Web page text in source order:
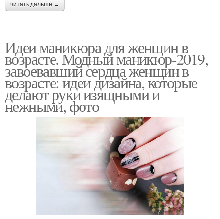
читать дальше →
Идеи маникюра для женщин в
возрасте. Модный маникюр-2019,
завоевавший сердца женщин в
возрасте: идеи дизайна, которые
делают руки изящными и
нежными, фото